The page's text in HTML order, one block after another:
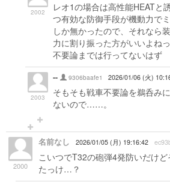
2002
レオ1の場合は高性能HEATと
つ有効な防御手段が機動力で
しか無かったので、それなら
力に割り振った方がいいよね
不要論までは行ってないはず
2003
-- 9306baafe1 2026/01/06 (火)
そもそも戦車不要論を鵜呑み
ないので……。
2000
名前なし 2026/01/05 (月) 19:16:42
こいつでT32の砲弾4発防いだけ
たっけ…？